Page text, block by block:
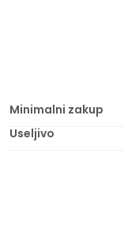
Minimalni zakup
Useljivo